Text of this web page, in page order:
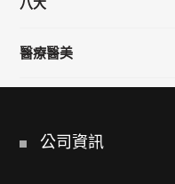
八大
醫療醫美
公司資訊